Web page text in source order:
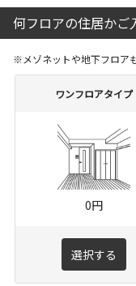
何フロアの住居かご
※メゾネットや地下フロア
ワンフロアタイプ
0円
選択する